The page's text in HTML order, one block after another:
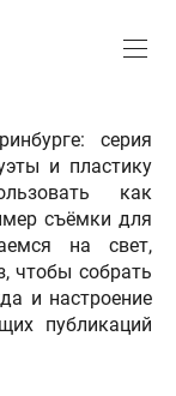
серия
и пластику
как
съёмки для
на свет,
чтобы собрать
и настроение
публикаций